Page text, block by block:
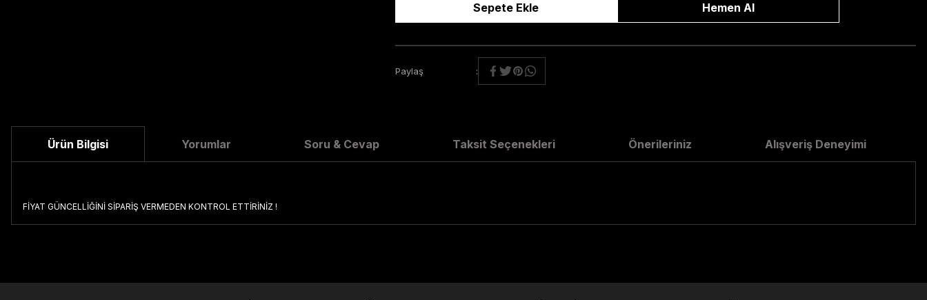
Sepete Ekle Hemen Al
Paylaş
Ürün Bilgisi Yorumlar Soru & Cevap Taksit Seçenekleri Önerileriniz Alışveriş Deneyimi
FİYAT GÜNCELLİĞİNİ SİPARİŞ VERMEDEN KONTROL ETTİRİNİZ !